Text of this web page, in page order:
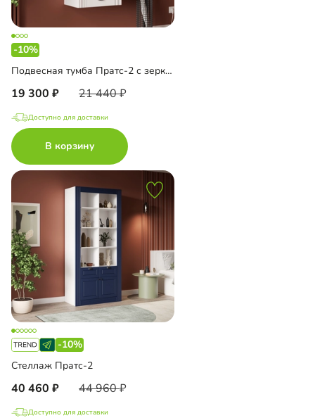
-10%
Подвесная тумба Пратс-2 с зеркалом
19 300 21 440
Доступно для доставки
В корзину
-10%
Стеллаж Пратс-2
40 460 44 960
Доступно для доставки